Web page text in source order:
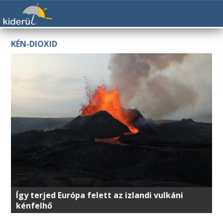
KÉN-DIOXID
Így terjed Európa felett az izlandi vulkáni
kénfelhő